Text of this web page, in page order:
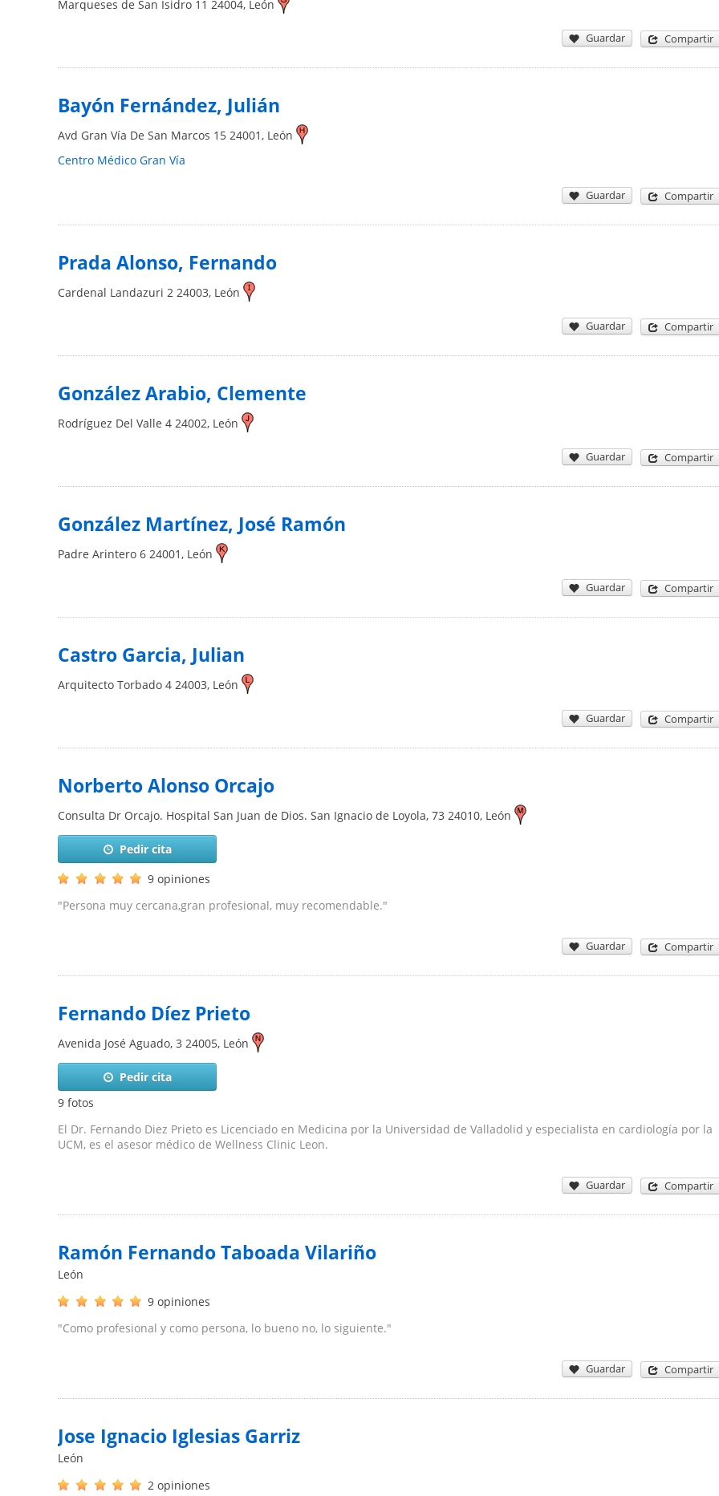
Marqueses de San Isidro 11 24004, León
Guardar Compartir
Bayón Fernández, Julián
Avd Gran Vía De San Marcos 15 24001 , León
Centro Médico Gran Vía
Guardar Compartir
Prada Alonso, Fernando
Cardenal Landazuri 2 24003, León
Guardar Compartir
González Arabio, Clemente
Rodríguez Del Valle 4 24002, León
Guardar Compartir
González Martínez, José Ramón
Padre Arintero 6 24001 , León
Guardar Compartir
Castro Garcia, Julian
Arquitecto Torbado 4 24003, León
Guardar Compartir
Norberto Alonso Orcajo
Consulta Dr Orcajo. Hospital San Juan de Dios. San Ignacio de Loyola, 73 24010, León
Pedir cita
9 opiniones
"Persona muy cercana,gran profesional, muy recomendable."
Guardar Compartir
Fernando Díez Prieto
Avenida José Aguado, 3 24005, León
Pedir cita
9 fotos
El Dr. Fernando Diez Prieto es Licenciado en Medicina por la Universidad de Valladolid y especialista en cardiología por la
UCM, es el asesor médico de Wellness Clinic Leon.
Guardar Compartir
Ramón Fernando Taboada Vilariño
León
9 opiniones
"Como profesional y como persona, lo bueno no, lo siguiente."
Guardar Compartir
Jose Ignacio Iglesias Garriz
León
2 opiniones